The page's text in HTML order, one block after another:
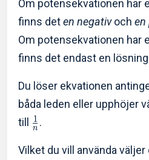
Om potensekvationen har
finns deten negativoch en
Om potensekvationen har
finns det endast en
Du löser ekvationen
båda leden eller upphöjer
till
n
1 .
Vilket du vill använda